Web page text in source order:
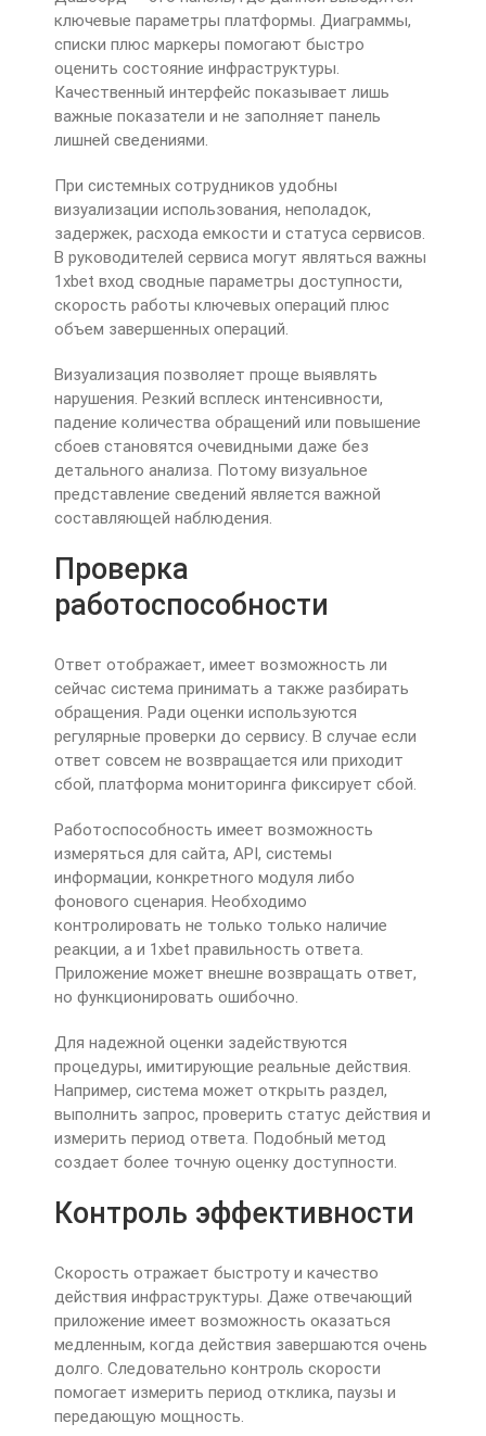
ключевые параметры платформы. Диаграммы,
списки плюс маркеры помогают быстро
оценить состояние инфраструктуры.
Качественный интерфейс показывает лишь
важные показатели и не заполняет панель
лишней сведениями.
При системных сотрудников удобны
визуализации использования, неполадок,
задержек, расхода емкости и статуса сервисов.
В руководителей сервиса могут являться важны
1xbet вход сводные параметры доступности,
скорость работы ключевых операций плюс
объем завершенных операций.
Визуализация позволяет проще выявлять
нарушения. Резкий всплеск интенсивности,
падение количества обращений или повышение
сбоев становятся очевидными даже без
детального анализа. Потому визуальное
представление сведений является важной
составляющей наблюдения.
Проверка
работоспособности
Ответ отображает, имеет возможность ли
сейчас система принимать а также разбирать
обращения. Ради оценки используются
регулярные проверки до сервису. В случае если
ответ совсем не возвращается или приходит
сбой, платформа мониторинга фиксирует сбой.
Работоспособность имеет возможность
измеряться для сайта, API, системы
информации, конкретного модуля либо
фонового сценария. Необходимо
контролировать не только только наличие
реакции, а и 1xbet правильность ответа.
Приложение может внешне возвращать ответ,
но функционировать ошибочно.
Для надежной оценки задействуются
процедуры, имитирующие реальные действия.
Например, система может открыть раздел,
выполнить запрос, проверить статус действия и
измерить период ответа. Подобный метод
создает более точную оценку доступности.
Контроль эффективности
Скорость отражает быстроту и качество
действия инфраструктуры. Даже отвечающий
приложение имеет возможность оказаться
медленным, когда действия завершаются очень
долго. Следовательно контроль скорости
помогает измерить период отклика, паузы и
передающую мощность.